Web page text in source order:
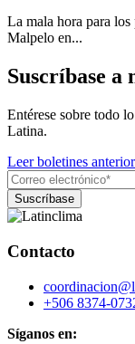
La mala hora para los
Malpelo en...
Suscríbase a
Entérese sobre todo
Latina.
Leer boletines
Contacto
+506 8374-
Síganos en: